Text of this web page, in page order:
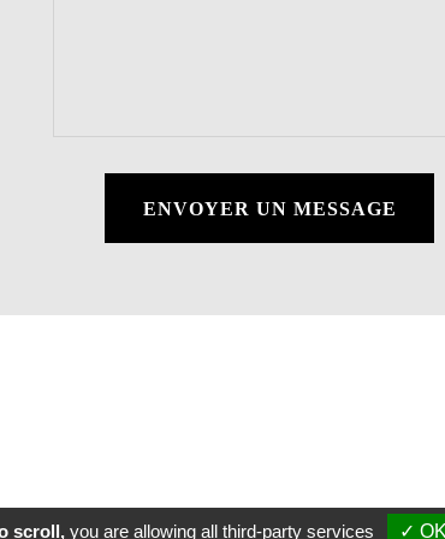
ENVOYER UN MESSAGE
scroll,you are allowing all third-party services ✓